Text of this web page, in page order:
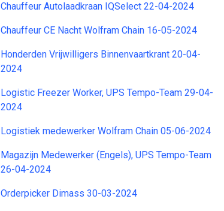
Chauffeur Autolaadkraan IQSelect 22-04-2024
Chauffeur CE Nacht Wolfram Chain 16-05-2024
Honderden Vrijwilligers Binnenvaartkrant 20-04-
2024
Logistic Freezer Worker, UPS Tempo-Team 29-04-
2024
Logistiek medewerker Wolfram Chain 05-06-2024
Magazijn Medewerker (Engels), UPS Tempo-Team
26-04-2024
Orderpicker Dimass 30-03-2024